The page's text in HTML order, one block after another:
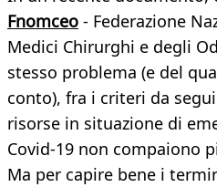
Fnomceo - Federazione
Medici Chirurghi e degli
stesso problema (e del
conto), fra i criteri da
risorse in situazione di
Covid-19 non compaiono
Ma per capire bene i